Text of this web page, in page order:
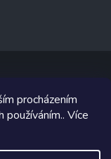
procházením
Více
práva vyhrazena.